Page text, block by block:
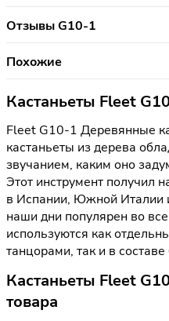
Отзывы G10-1
Похожие
Кастаньеты Fleet
Fleet G10-1 Деревянные
кастаньеты из дерева
звучанием, каким оно
Этот инструмент получил
в Испании, Южной Италии
наши дни популярен во
используются как
танцорами, так и в
Кастаньеты Fleet
товара